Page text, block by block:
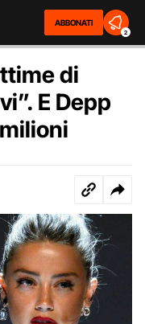
ABBONATI
2
di
E Depp